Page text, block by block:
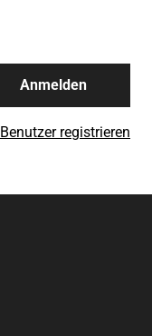
Anmelden
Benutzer registrieren